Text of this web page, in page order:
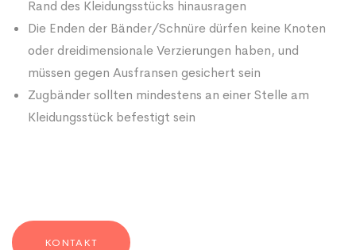
Rand des Kleidungsstücks hinausragen
Die Enden der Bänder/Schnüre dürfen keine Knoten
oder dreidimensionale Verzierungen haben, und
müssen gegen Ausfransen gesichert sein
Zugbänder sollten mindestens an einer Stelle am
Kleidungsstück befestigt sein
KONTAKT